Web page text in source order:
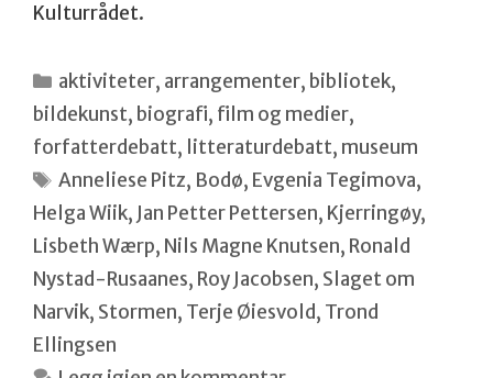
Kulturrådet.
Kategorier
aktiviteter, arrangementer, bibliotek,
bildekunst, biografi, film og medier,
forfatterdebatt, litteraturdebatt, museum
Stikkord
Anneliese Pitz, Bodø, Evgenia Tegimova,
Helga Wiik, Jan Petter Pettersen, Kjerringøy,
Lisbeth Wærp, Nils Magne Knutsen, Ronald
Nystad-Rusaanes, Roy Jacobsen, Slaget om
Narvik, Stormen, Terje Øiesvold, Trond
Ellingsen